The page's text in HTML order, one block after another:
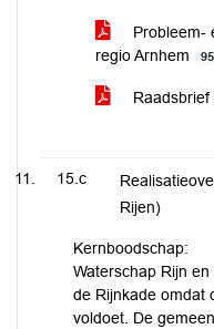
Probleem-
regio Arnhem
Raadsbrief
15.c
Rijen)
Kernboodschap:
Waterschap Rijn
de Rijnkade omdat
voldoet. De